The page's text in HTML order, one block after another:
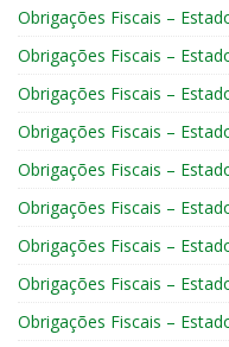
Obrigações Fiscais –
Obrigações Fiscais –
Obrigações Fiscais –
Obrigações Fiscais –
Obrigações Fiscais –
Obrigações Fiscais –
Obrigações Fiscais –
Obrigações Fiscais –
Obrigações Fiscais –